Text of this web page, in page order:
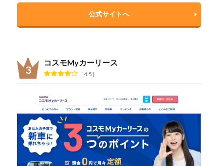
公式サイトへ
コスモMyカーリース
4.5